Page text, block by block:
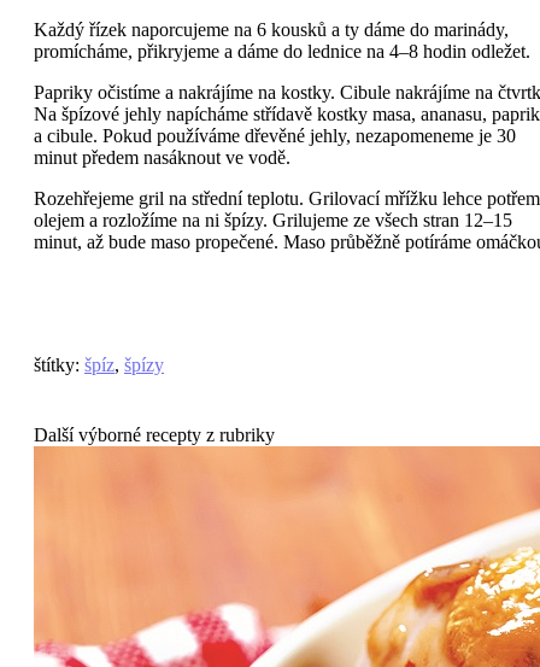
Každý řízek naporcujeme na 6 kousků a ty dáme do marinády,
promícháme, přikryjeme a dáme do lednice na 4–8 hodin odležet.
Papriky očistíme a nakrájíme na kostky. Cibule nakrájíme na
Na špízové jehly napícháme střídavě kostky masa, ananasu,
a cibule. Pokud používáme dřevěné jehly, nezapomeneme je 30
minut předem nasáknout ve vodě.
Rozehřejeme gril na střední teplotu. Grilovací mřížku lehce
olejem a rozložíme na ni špízy. Grilujeme ze všech stran 12–15
minut, až bude maso propečené. Maso průběžně potíráme
štítky: špíz, špízy
Další výborné recepty z rubriky